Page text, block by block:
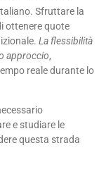
Sfruttare la
ottenere quote
La flessibilità
approccio,
reale durante lo
e studiare le
questa strada